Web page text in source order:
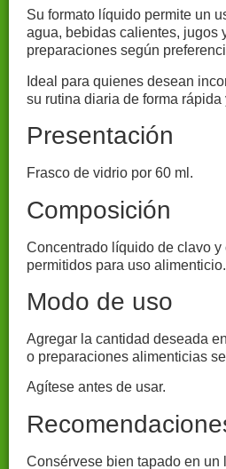
Su formato líquido permite un
agua, bebidas calientes, jugos
preparaciones según
Ideal para quienes desean
su rutina diaria de forma rápida
Presentación
Frasco de vidrio por 60 ml.
Composición
Concentrado líquido de clavo y
permitidos para uso alimenticio.
Modo de uso
Agregar la cantidad deseada
o preparaciones alimenticias
Agítese antes de usar.
Consérvese bien tapado en un